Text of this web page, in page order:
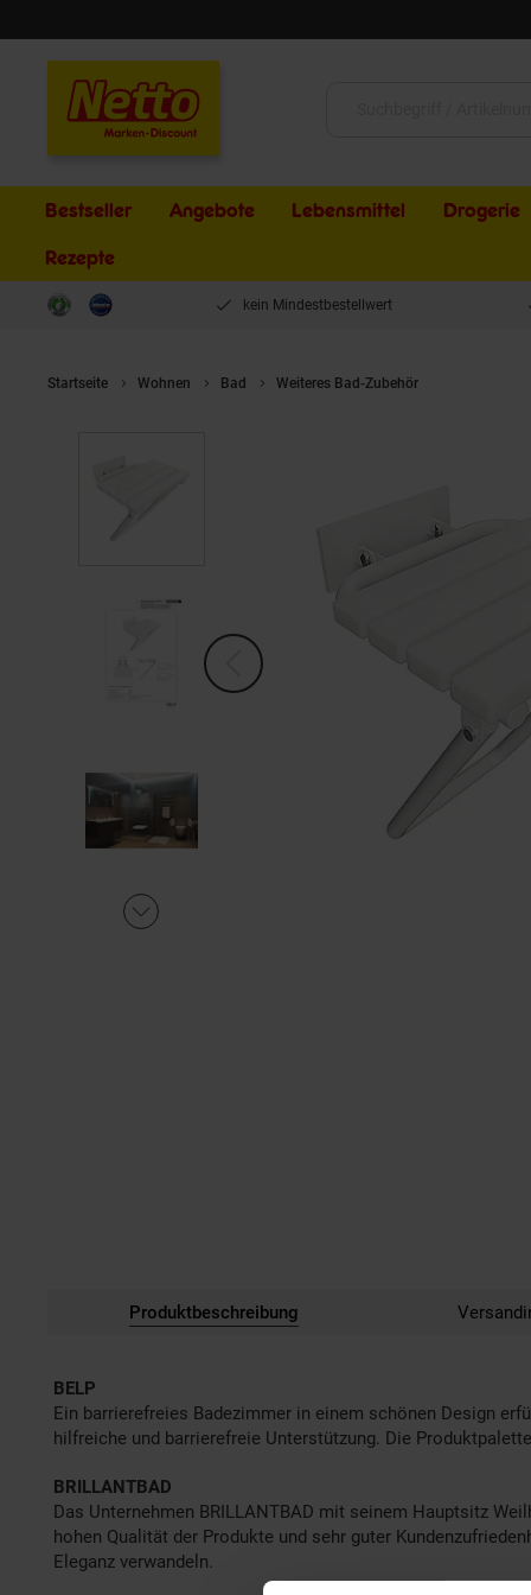
Bestseller Angebote Lebensmittel Drogerie
Rezepte
kein Mindestbestellwert
Startseite Wohnen Bad Weiteres Bad-Zubehör
Produktbeschreibung
BELP
Ein barrierefreies Badezimmer in einem schönen Design
hilfreiche und barrierefreie Unterstützung. Die
BRILLANTBAD
Das Unternehmen BRILLANTBAD mit seinem Hauptsitz
hohen Qualität der Produkte und sehr guter
Eleganz verwandeln.